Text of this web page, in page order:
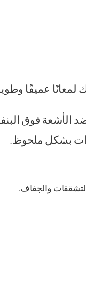
لمعانًا عميقًا
الأشعة فوق
بشكل ملحوظ.
والجفاف.